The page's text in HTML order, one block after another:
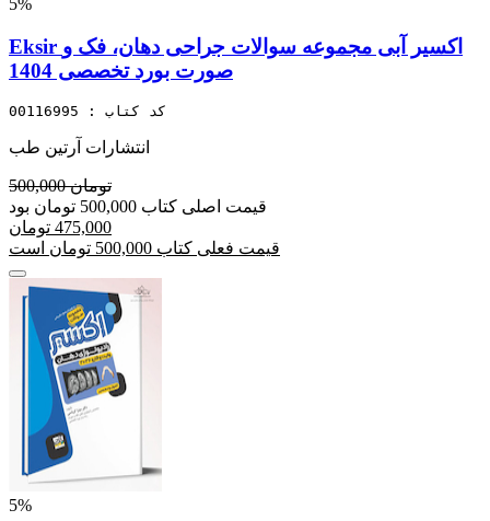
5%
Eksir اکسیر آبی مجموعه سوالات جراحی دهان، فک و
صورت بورد تخصصی 1404
کد کتاب : 00116995
انتشارات آرتین طب
500,000 تومان
قیمت اصلی کتاب 500,000 تومان بود
475,000 تومان
قیمت فعلی کتاب 500,000 تومان است
5%